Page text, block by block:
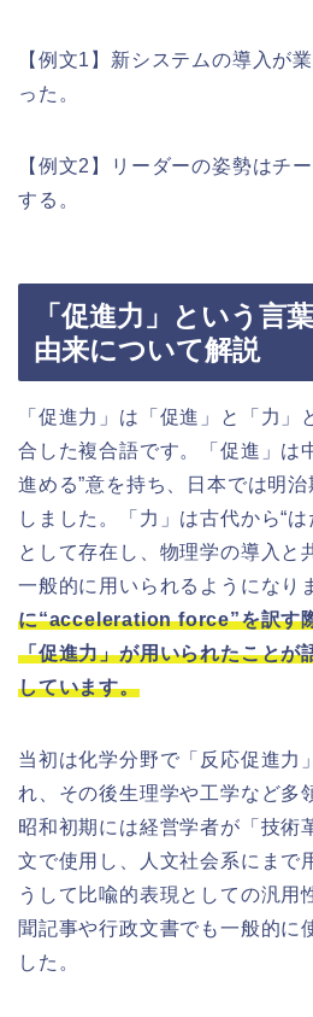
【例文1】新システムの導入が
った。
【例文2】リーダーの姿勢はチ
する。
「促進力」という言
由来について解説
「促進力」は「促進」と「力」
合した複合語です。「促進」は
進める”意を持ち、日本では明
しました。「力」は古代から“
として存在し、物理学の導入と
一般的に用いられるようになり
に“acceleration force”を訳す
「促進力」が用いられたことが
しています。
当初は化学分野で「反応促進力
れ、その後生理学や工学など多
昭和初期には経営学者が「技術
文で使用し、人文社会系にまで
うして比喩的表現としての汎用
聞記事や行政文書でも一般的に
した。